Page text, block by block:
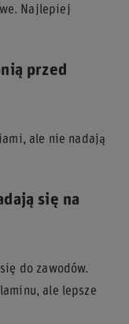
Najlepiej
przed
ale nie nadają
się na
do zawodów.
ale lepsze